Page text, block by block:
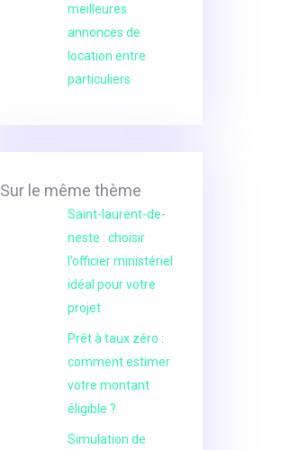
meilleures
annonces de
location entre
particuliers
Sur le même thème
Saint-laurent-de-
neste : choisir
l’officier ministériel
idéal pour votre
projet
Prêt à taux zéro :
comment estimer
votre montant
éligible ?
Simulation de